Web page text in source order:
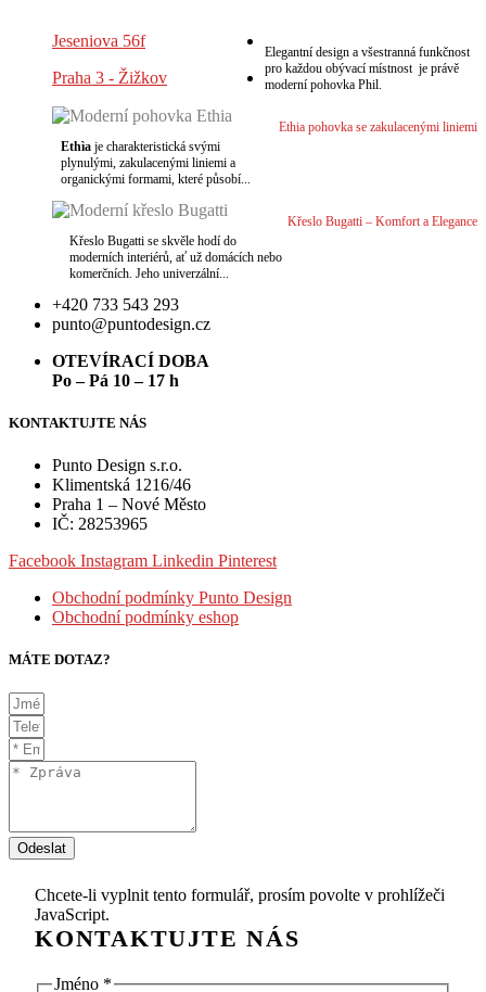
Elegantní design a všestranná funkčnost
pro každou obývací místnost je právě
moderní pohovka Phil.
Ethia pohovka se zakulacenými liniemi
Ethìa je charakteristická svými
plynulými, zakulacenými liniemi a
organickými formami, které působí...
Křeslo Bugatti – Komfort a Elegance
Křeslo Bugatti se skvěle hodí do
moderních interiérů, ať už domácích nebo
komerčních. Jeho univerzální...
Jeseniova 56f
Praha 3 - Žižkov
+420 733 543 293
punto@puntodesign.cz
OTEVÍRACÍ DOBA
Po – Pá 10 – 17 h
KONTAKTUJTE NÁS
Punto Design s.r.o.
Klimentská 1216/46
Praha 1 – Nové Město
IČ: 28253965
Facebook Instagram Linkedin Pinterest
Obchodní podmínky Punto Design
Obchodní podmínky eshop
MÁTE DOTAZ?
Odeslat
Chcete-li vyplnit tento formulář, prosím povolte v prohlížeči
JavaScript.
Jméno *